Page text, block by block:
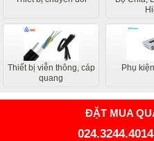
Thiết bị viễn thông, cáp
quang
Phụ
ĐẶT MUA
024.3244.4014